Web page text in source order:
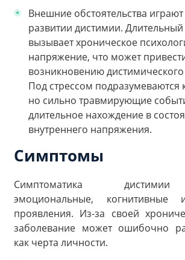
Внешние обстоятельства
развитии дистимии. Длительный
вызывает хроническое
напряжение, что может
возникновению дистимического
Под стрессом подразумеваются
но сильно травмирующие
длительное нахождение в
внутреннего напряжения.
Симптомы
Симптоматика
эмоциональные, когнитивные
проявления. Из-за своей
заболевание может ошибочно
как черта личности.